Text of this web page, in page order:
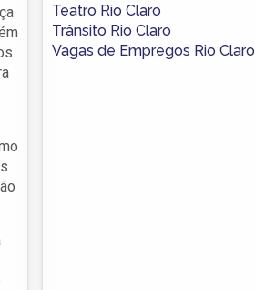
Teatro Rio Claro
Trânsito Rio Claro
Vagas de Empregos Rio Claro